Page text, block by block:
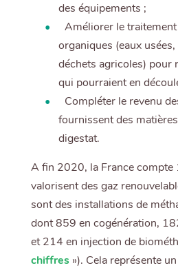
des équipements ;
Améliorer le traitement
organiques (eaux
déchets agricoles) pour
qui pourraient en
Compléter le revenu
fournissent des
digestat.
A fin 2020, la France
valorisent des gaz
sont des installations de
dont 859 en cogénération,
et 214 en injection de
chiffres»). Cela représente